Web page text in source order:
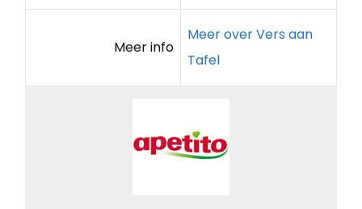
Meer info
Meer over Vers aan
Tafel